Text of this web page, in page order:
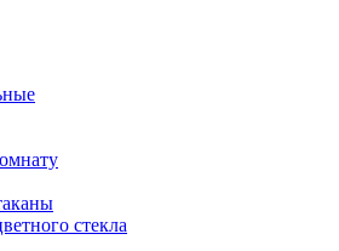
стекла